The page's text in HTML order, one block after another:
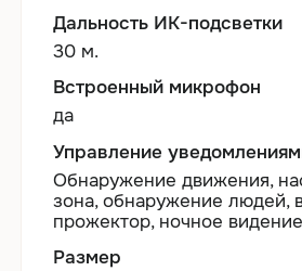
Дальность ИК-подсветки
30 м.
Встроенный микрофон
да
Управление
Обнаружение движения,
зона, обнаружение людей,
прожектор, ночное
Размер